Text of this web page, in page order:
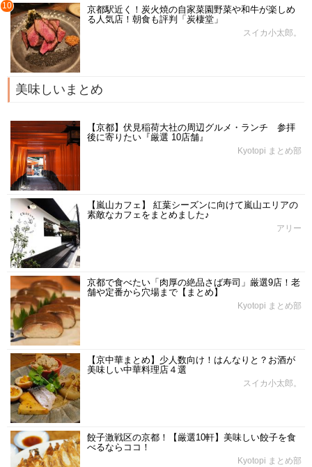
10
京都駅近く！炭火焼の自家菜園野菜や和牛が楽しめ
る人気店！朝食も評判「炭棲堂」
スイカ小太郎。
美味しいまとめ
【京都】伏見稲荷大社の周辺グルメ・ランチ 参拝
後に寄りたい『厳選 10店舗』
Kyotopi まとめ部
【嵐山カフェ】 紅葉シーズンに向けて嵐山エリアの
素敵なカフェをまとめました♪
アリー
京都で食べたい「肉厚の絶品さば寿司」厳選9店！老
舗や定番から穴場まで【まとめ】
Kyotopi まとめ部
【京中華まとめ】少人数向け！はんなりと？お酒が
美味しい中華料理店４選
スイカ小太郎。
餃子激戦区の京都！【厳選10軒】美味しい餃子を食
べるならココ！
Kyotopi まとめ部